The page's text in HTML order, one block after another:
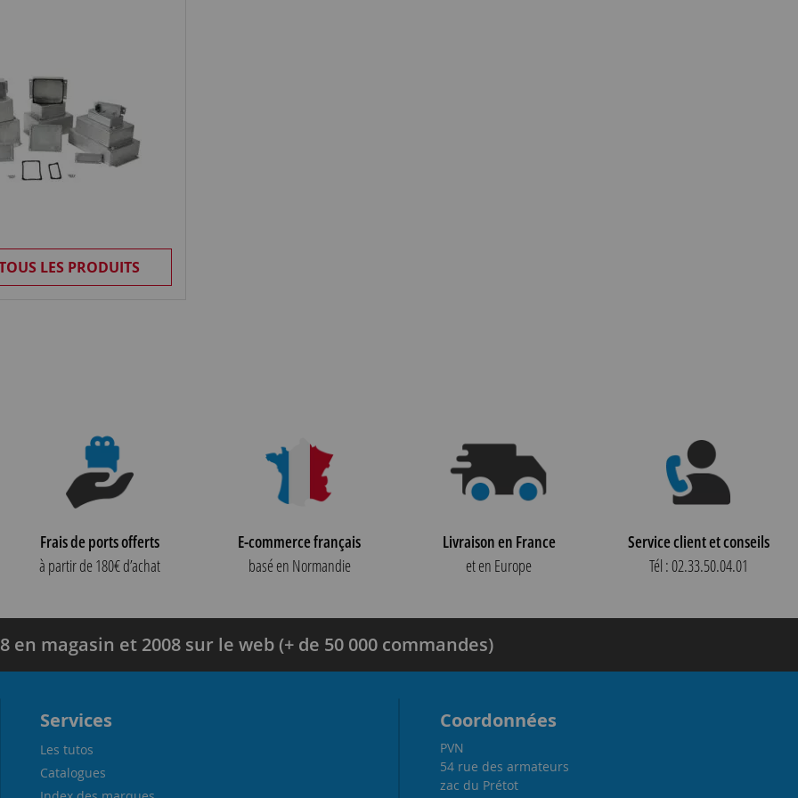
LES PRODUITS
Frais de ports offerts
à partir de 180€ d’achat
E-commerce français
basé en Normandie
Livraison en France
et en Europe
Service client et conseils
Tél : 02.33.50.04.01
en magasin et 2008 sur le web (+ de 50 000 commandes)
Services
Les tutos
Catalogues
Coordonnées
PVN
54 rue des armateurs
zac du Prétot